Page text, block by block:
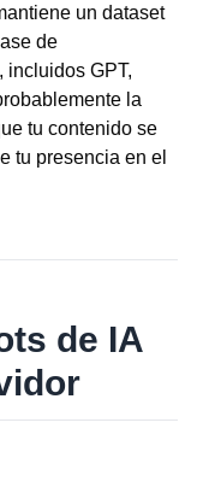
un dataset
de
incluidos GPT,
la
tu contenido se
tu presencia en el
de IA